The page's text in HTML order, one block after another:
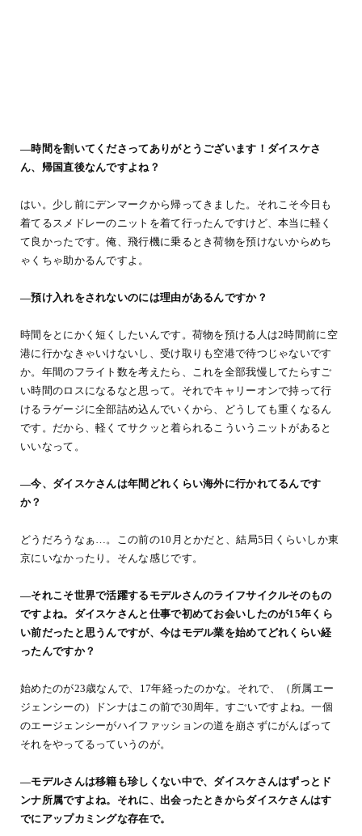
―時間を割いてくださってありがとうございます！ダイスケさ
ん、帰国直後なんですよね？
はい。少し前にデンマークから帰ってきました。それこそ今日も
着てるスメドレーのニットを着て行ったんですけど、本当に軽く
て良かったです。俺、飛行機に乗るとき荷物を預けないからめち
ゃくちゃ助かるんですよ。
―預け入れをされないのには理由があるんですか？
時間をとにかく短くしたいんです。荷物を預ける人は2時間前に空
港に行かなきゃいけないし、受け取りも空港で待つじゃないです
か。年間のフライト数を考えたら、これを全部我慢してたらすご
い時間のロスになるなと思って。それでキャリーオンで持って行
けるラゲージに全部詰め込んでいくから、どうしても重くなるん
です。だから、軽くてサクッと着られるこういうニットがあると
いいなって。
―今、ダイスケさんは年間どれくらい海外に行かれてるんです
か？
どうだろうなぁ…。この前の10月とかだと、結局5日くらいしか東
京にいなかったり。そんな感じです。
―それこそ世界で活躍するモデルさんのライフサイクルそのもの
ですよね。ダイスケさんと仕事で初めてお会いしたのが15年くら
い前だったと思うんですが、今はモデル業を始めてどれくらい経
ったんですか？
始めたのが23歳なんで、17年経ったのかな。それで、（所属エー
ジェンシーの）ドンナはこの前で30周年。すごいですよね。一個
のエージェンシーがハイファッションの道を崩さずにがんばって
それをやってるっていうのが。
―モデルさんは移籍も珍しくない中で、ダイスケさんはずっとド
ンナ所属ですよね。それに、出会ったときからダイスケさんはす
でにアップカミングな存在で。